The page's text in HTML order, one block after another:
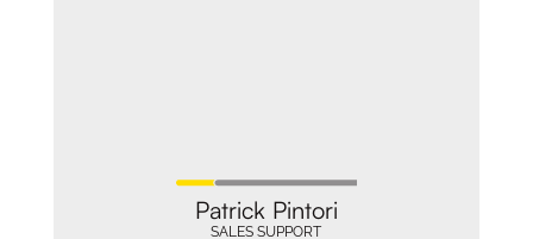
Patrick Pintori
SALES SUPPORT